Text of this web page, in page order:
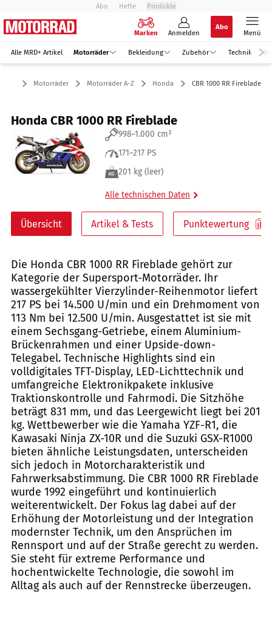
Abo Hefte Produkte
Marken Anmelden
Abo
Menü
Alle MRD+ Artikel Motorräder Bekleidung Zubehör Technik
Motorräder Motorräder A-Z Honda CBR 1000 RR Fireblade
Honda CBR 1000 RR Fireblade
998–1.000 cm³
171–217 PS
201 kg (leer)
Alle technischen Daten
Übersicht Artikel & Tests Punktewertung
Die Honda CBR 1000 RR Fireblade gehört zur
Kategorie der Supersport-Motorräder. Ihr
wassergekühlter Vierzylinder-Reihenmotor liefert
217 PS bei 14.500 U/min und ein Drehmoment von
113 Nm bei 12.500 U/min. Ausgestattet ist sie mit
einem Sechsgang-Getriebe, einem Aluminium-
Brückenrahmen und einer Upside-down-
Telegabel. Technische Highlights sind ein
volldigitales TFT-Display, LED-Lichttechnik und
umfangreiche Elektronikpakete inklusive
Traktionskontrolle und Fahrmodi. Die Sitzhöhe
beträgt 831 mm, und das Leergewicht liegt bei 201
kg. Wettbewerber wie die Yamaha YZF-R1, die
Kawasaki Ninja ZX-10R und die Suzuki GSX-R1000
bieten ähnliche Leistungsdaten, unterscheiden
sich jedoch in Motorcharakteristik und
Fahrwerksabstimmung. Die CBR 1000 RR Fireblade
wurde 1992 eingeführt und kontinuierlich
weiterentwickelt. Der Fokus lag dabei auf der
Erhöhung der Motorleistung und der Integration
modernster Technik, um den Ansprüchen im
Rennsport und auf der Straße gerecht zu werden.
Sie steht für extreme Performance und
hochentwickelte Technologie, die sowohl im
Alltag als auch auf der Rennstrecke überzeugen.